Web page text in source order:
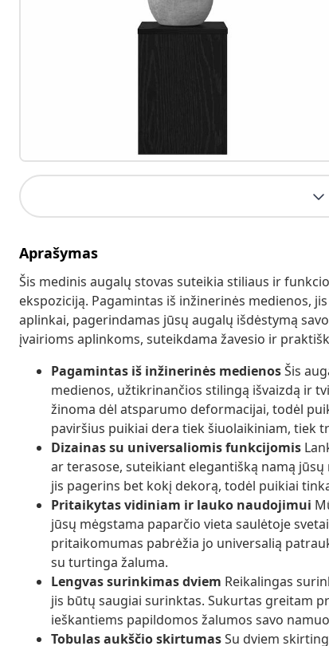
Aprašymas
Šis medinis augalų stovas suteikia stiliaus ir
ekspoziciją. Pagamintas iš inžinerinės medienos,
aplinkai, pagerindamas jūsų augalų išdėstymą
įvairioms aplinkoms, suteikdama žavesio ir
Pagamintas iš inžinerinės medienosŠis
medienos, užtikrinančios stilingą išvaizdą ir
žinoma dėl atsparumo deformacijai, todėl
paviršius puikiai dera tiek šiuolaikiniam, tiek
Dizainas su universaliomis funkcijomis
ar terasose, suteikiant elegantišką namą
jis pagerins bet kokį dekorą, todėl puikiai
Pritaikytas vidiniam ir lauko naudojimui
jūsų mėgstama paparčio vieta saulėtoje
pritaikomumas pabrėžia jo universalią
su turtinga žaluma.
Lengvas surinkimas dviem Reikalingas
jis būtų saugiai surinktas. Sukurtas greitam
ieškantiems papildomos žalumos savo
Tobulas aukščio skirtumasSu dviem